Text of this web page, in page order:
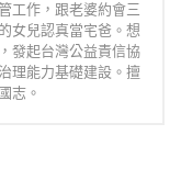
工作，跟老婆約會三
女兒認真當宅爸。想
發起台灣公益責信協
理能力基礎建設。擅
志。